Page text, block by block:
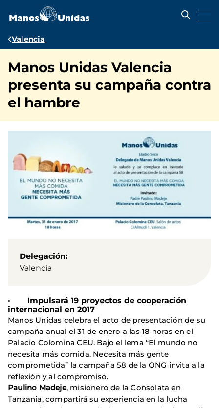
contenido
Ruta
navegación
Valencia
Manos Unidas Valencia
presenta su campaña contra
el hambre
Delegación
Valencia
· Impulsará 19 proyectos de cooperación
internacional en 2017
Manos Unidas celebra el acto de presentación de su
campaña anual el 31 de enero a las 18 horas en el
Palacio Colomina CEU. Bajo el lema “El mundo no
necesita más comida. Necesita más gente
comprometida” la campaña 58 de la ONG invita a la
reflexión y al compromiso.
Paulino Madeje, misionero de la Consolata en
Tanzania, compartirá su experiencia en la lucha